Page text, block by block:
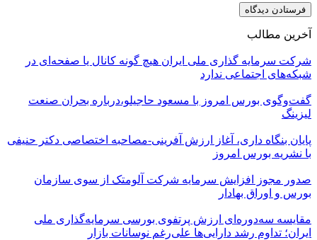
آخرین مطالب
شرکت سرمایه گذاری ملی ایران هیچ گونه کانال یا صفحه‌ای در
شبکه‌های اجتماعی ندارد
گفت‌وگوی بورس امروز با مسعود حاجیلو،درباره بحران صنعت
لیزینگ
پایان بنگاه داری، آغاز ارزش آفرینی-مصاحبه اختصاصی دکتر حنیفی
با نشریه بورس امروز
صدور مجوز افزایش سرمایه شرکت آلومتک از سوی سازمان
بورس و اوراق بهادار
مقایسه سه‌دوره‌ای ارزش پرتفوی بورسی سرمایه‌گذاری ملی
ایران؛ تداوم رشد دارایی‌ها علی‌رغم نوسانات بازار